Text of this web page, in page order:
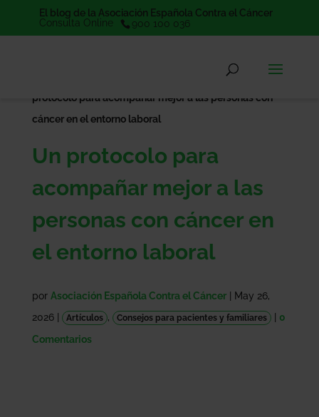
El blog de la Asociación Española Contra el Cáncer
Consulta Online
900 100 036
Consejos para pacientes y familiares
Un
protocolo para acompañar mejor a las personas con
cáncer en el entorno laboral
Un protocolo para
acompañar mejor a las
personas con cáncer en
el entorno laboral
por Asociación Española Contra el Cáncer|
May 26,
2026| Artículos , Consejos para pacientes y familiares | 0
Comentarios